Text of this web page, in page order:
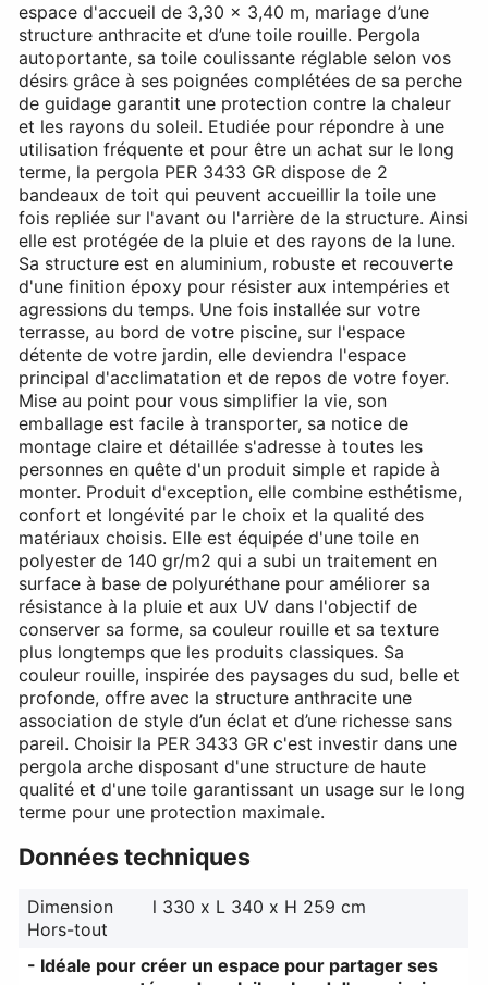
espace d'accueil de 3,30 x 3,40 m, mariage d’une
structure anthracite et d’une toile rouille. Pergola
autoportante, sa toile coulissante réglable selon vos
désirs grâce à ses poignées complétées de sa perche
de guidage garantit une protection contre la chaleur
et les rayons du soleil. Etudiée pour répondre à une
utilisation fréquente et pour être un achat sur le long
terme, la pergola PER 3433 GR dispose de 2
bandeaux de toit qui peuvent accueillir la toile une
fois repliée sur l'avant ou l'arrière de la structure. Ainsi
elle est protégée de la pluie et des rayons de la lune.
Sa structure est en aluminium, robuste et recouverte
d'une finition époxy pour résister aux intempéries et
agressions du temps. Une fois installée sur votre
terrasse, au bord de votre piscine, sur l'espace
détente de votre jardin, elle deviendra l'espace
principal d'acclimatation et de repos de votre foyer.
Mise au point pour vous simplifier la vie, son
emballage est facile à transporter, sa notice de
montage claire et détaillée s'adresse à toutes les
personnes en quête d'un produit simple et rapide à
monter. Produit d'exception, elle combine esthétisme,
confort et longévité par le choix et la qualité des
matériaux choisis. Elle est équipée d'une toile en
polyester de 140 gr/m2 qui a subi un traitement en
surface à base de polyuréthane pour améliorer sa
résistance à la pluie et aux UV dans l'objectif de
conserver sa forme, sa couleur rouille et sa texture
plus longtemps que les produits classiques. Sa
couleur rouille, inspirée des paysages du sud, belle et
profonde, offre avec la structure anthracite une
association de style d’un éclat et d’une richesse sans
pareil. Choisir la PER 3433 GR c'est investir dans une
pergola arche disposant d'une structure de haute
qualité et d'une toile garantissant un usage sur le long
terme pour une protection maximale.
Données techniques
Dimension
Hors-tout
l 330 x L 340 x H 259 cm
- Idéale pour créer un espace pour partager ses